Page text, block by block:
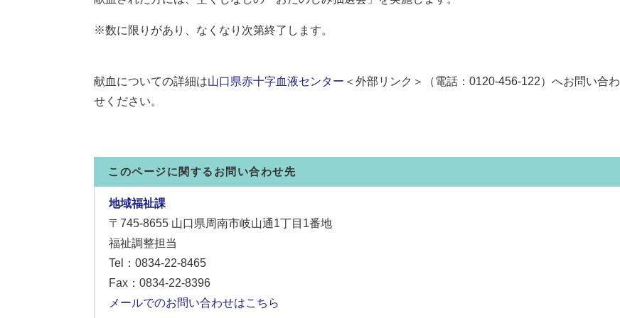
※数に限りがあり、なくなり次第終了します。
献血についての詳細は山口県赤十字血液センター ＜外部リンク＞
（電話：0120-456-122）へお問い合わ
せください。
このページに関するお問い合わせ先
地域福祉課
〒745-8655 山口県周南市岐山通1丁目1番地
福祉調整担当
Tel：0834-22-8465
Fax：0834-22-8396
メールでのお問い合わせはこちら